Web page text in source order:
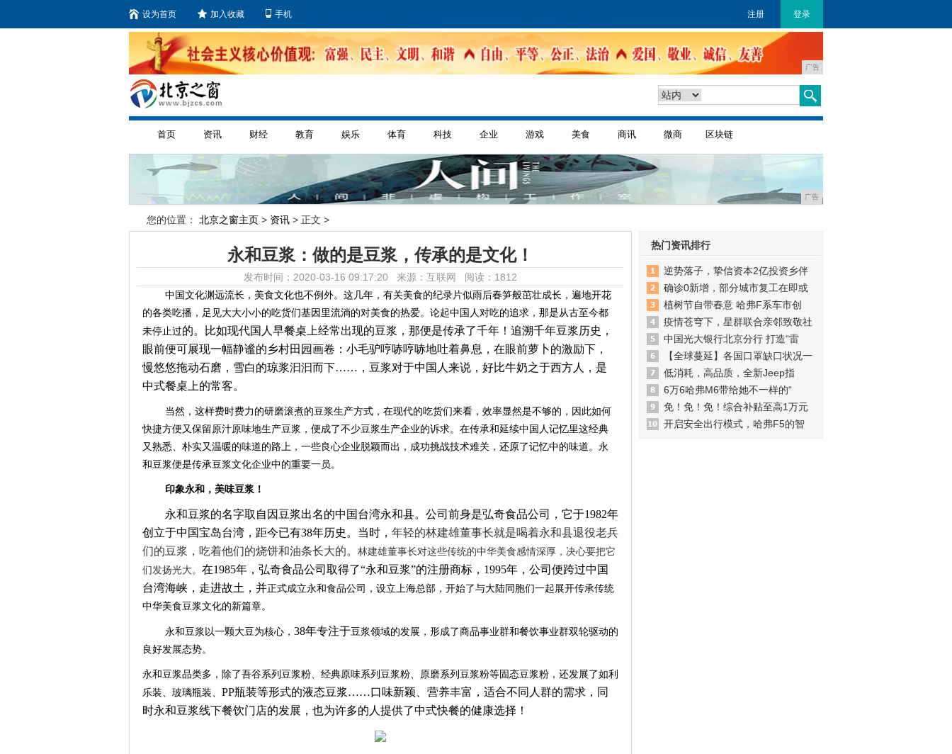
设为首页 加入收藏 手机 注册 登录
广告
首页 资讯 财经 教育 娱乐 体育 科技 企业 游戏 美食 商讯 微商 区块链
广告
您的位置： 北京之窗主页 > 资讯 > 正文 >
永和豆浆：做的是豆浆，传承的是文化！
发布时间：2020-03-16 09:17:20 来源：互联网 阅读：1812
中国文化渊远流长，美食文化也不例外。这几年，有关美食的纪录片似雨后春笋般茁壮成长，遍地开花
的各类吃播，足见大大小小的吃货们基因里流淌的对美食的热爱。论起中国人对吃的追求，那是从古至今都
未停止过的。比如现代国人早餐桌上经常出现的豆浆，那便是传承了千年！追溯千年豆浆历史，
眼前便可展现一幅静谧的乡村田园画卷：小毛驴哼哧哼哧地吐着鼻息，在眼前萝卜的激励下，
慢悠悠拖动石磨，雪白的琼浆汩汩而下……，豆浆对于中国人来说，好比牛奶之于西方人，是
中式餐桌上的常客。
当然，这样费时费力的研磨滚煮的豆浆生产方式，在现代的吃货们来看，效率显然是不够的，因此如何
快捷方便又保留原汁原味地生产豆浆，便成了不少豆浆生产企业的诉求。在传承和延续中国人记忆里这经典
又熟悉、朴实又温暖的味道的路上，一些良心企业脱颖而出，成功挑战技术难关，还原了记忆中的味道。永
和豆浆便是传承豆浆文化企业中的重要一员。
印象永和，美味豆浆！
永和豆浆的名字取自因豆浆出名的中国台湾永和县。公司前身是弘奇食品公司，它于1982年
创立于中国宝岛台湾，距今已有38年历史。当时， 年轻的林建雄董事长就是喝着永和县退役老兵
们的豆浆，吃着他们的烧饼和油条长大的。 林建雄董事长对这些传统的中华美食感情深厚，决心要把它
们发扬光大。 在1985年，弘奇食品公司取得了“永和豆浆”的注册商标，1995年，公司便跨过中国
台湾海峡，走进故土，并正式成立永和食品公司， 设立上海总部， 开始了与大陆同胞们一起展开传承传统
中华美食豆浆文化的新篇章。
永和豆浆以一颗大豆为核心， 38年专注于豆浆领域的发展 ， 形成了商品事业群和餐饮事业群双轮驱动的
良好发展态势。
永和豆浆品类多，除了吾谷系列豆浆粉、经典原味系列豆浆粉、原磨系列豆浆粉等固态豆浆粉，还发展了如利
乐装、玻璃瓶装、 PP瓶装等形式的液态豆浆……口味新颖、营养丰富，适合不同人群的需求，同
时永和豆浆线下餐饮门店的发展，也为许多的人提供了中式快餐的健康选择！
热门资讯排行
逆势落子，挚信资本2亿投资乡伴
确诊0新增，部分城市复工在即或
植树节自带春意 哈弗F系车市创
疫情苍穹下，星群联合亲邻致敬社
中国光大银行北京分行 打造“雷
【全球蔓延】各国口罩缺口状况一
低消耗，高品质，全新Jeep指
6万6哈弗M6带给她不一样的“
免！免！免！综合补贴至高1万元
开启安全出行模式，哈弗F5的智